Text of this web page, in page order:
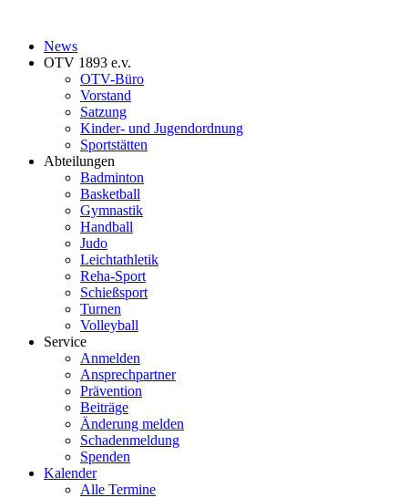
News
OTV 1893 e.v.
OTV-Büro
Vorstand
Satzung
Kinder- und Jugendordnung
Sportstätten
Abteilungen
Badminton
Basketball
Gymnastik
Handball
Judo
Leichtathletik
Reha-Sport
Schießsport
Turnen
Volleyball
Service
Anmelden
Ansprechpartner
Prävention
Beiträge
Änderung melden
Schadenmeldung
Spenden
Kalender
Alle Termine